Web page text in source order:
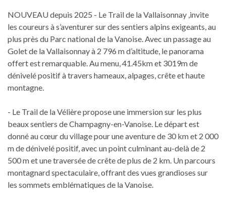
NOUVEAU depuis 2025 - Le Trail de la Vallaisonnay ,invite
les coureurs à s’aventurer sur des sentiers alpins exigeants, au
plus près du Parc national de la Vanoise. Avec un passage au
Golet de la Vallaisonnay à 2 796 m d’altitude, le panorama
offert est remarquable. Au menu, 41.45km et 3019m de
dénivelé positif à travers hameaux, alpages, crête et haute
montagne.
- Le Trail de la Vélière propose une immersion sur les plus
beaux sentiers de Champagny-en-Vanoise. Le départ est
donné au cœur du village pour une aventure de 30 km et 2 000
m de dénivelé positif, avec un point culminant au-delà de 2
500 m et une traversée de crête de plus de 2 km. Un parcours
montagnard spectaculaire, offrant des vues grandioses sur
les sommets emblématiques de la Vanoise.